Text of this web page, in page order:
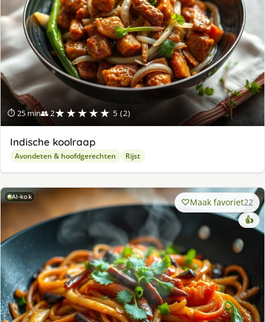
⏱ 25 min👥 2★★★★★ 5 (2)
Indische koolraap
Avondeten & hoofdgerechten Rijst
AI-kok Maak favoriet22
👍